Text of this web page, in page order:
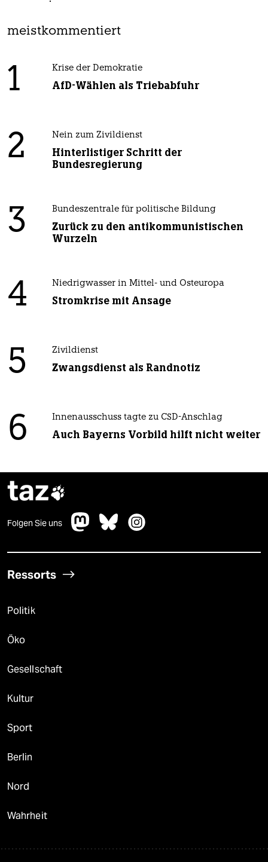
meistkommentiert
1 Krise der Demokratie
AfD-Wählen als Triebabfuhr
2 Nein zum Zivildienst
Hinterlistiger Schritt der
Bundesregierung
3 Bundeszentrale für politische Bildung
Zurück zu den antikommunistischen
Wurzeln
4 Niedrigwasser in Mittel- und Osteuropa
Stromkrise mit Ansage
5 Zivildienst
Zwangsdienst als Randnotiz
6 Innenausschuss tagte zu CSD-Anschlag
Auch Bayerns Vorbild hilft nicht weiter
taz
Folgen Sie uns
Ressorts
Politik
Öko
Gesellschaft
Kultur
Sport
Berlin
Nord
Wahrheit